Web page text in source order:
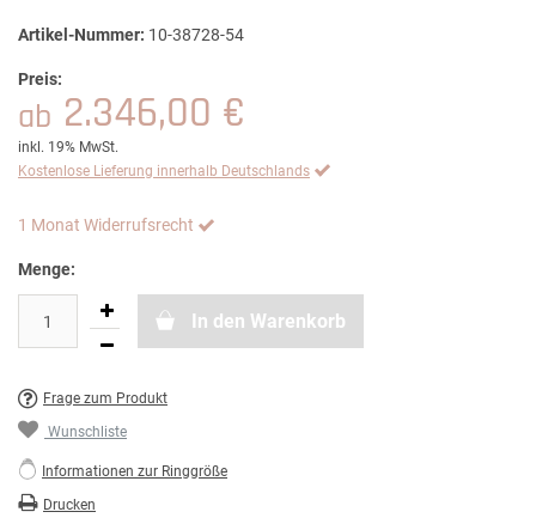
Artikel-Nummer: 10-38728-54
Preis:
ab 2.346,00 €
inkl. 19% MwSt.
Kostenlose Lieferung innerhalb Deutschlands
1 Monat Widerrufsrecht
Menge:
In den Warenkorb
Frage zum Produkt
Wunschliste
Informationen zur Ringgröße
Drucken